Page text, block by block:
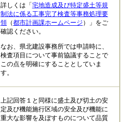
詳しくは「 宅地造成及び特定盛土等規
制法に係る工事完了検査等事務処理要
領（都市計画課ホームページ ）​」をご
確認ください。
なお、県北建設事務所では申請時に、
検査項目について事前協議することで
この点を明確にすることとしていま
す。
上記回答１と同様に盛土及び切土の安
定及び機能施行区域の安全及び機能に
重大な影響を及ぼすものについて品質